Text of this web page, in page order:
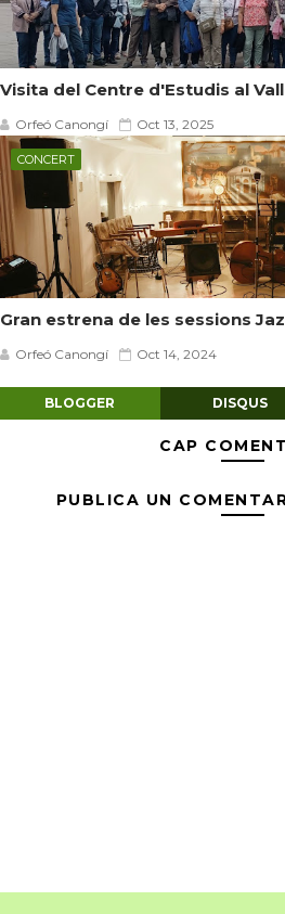
Visita del Centre d'Estudis al
Orfeó Canongí Oct 13, 2025
CONCERT
Gran estrena de les sessions
Orfeó Canongí Oct 14, 2024
BLOGGER DISQUS
CAP
PUBLICA UN